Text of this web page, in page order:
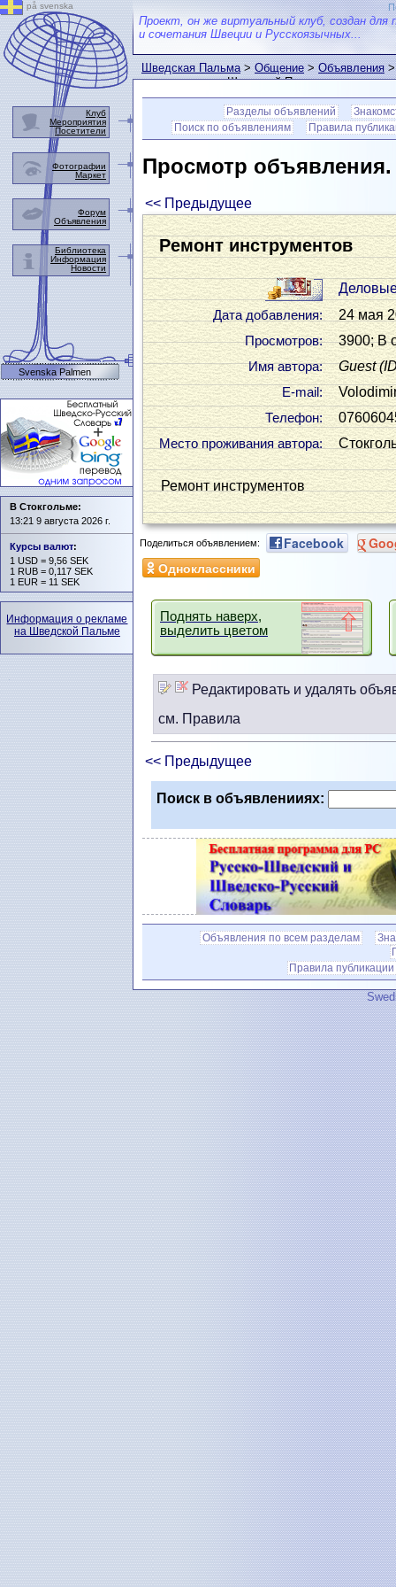
Проект, он же виртуальный клуб, создан для
и сочетания Швеции и Русскоязычных...
Шведская Пальма>Общение>Объявления>
пользователем Шведской Пальмы
Разделы объявлений
Поиск по объявлениям
Правила
Просмотр
<< Предыдущее
Ремонт инструментов
Дата добавления: 24 мая
Просмотров: 3900; В
Имя автора: Guest
Е-mail:
Телефон:
Место проживания автора:
Ремонт инструментов
Поделиться объявлением: Facebook
Одноклассники
Поднять наверх,
выделить цветом
Редактировать и удалять
см. Правила
<< Предыдущее
Поиск в объявленииях:
Объявления по всем разделам
Правила публикации
på svenska
Клуб
Мероприятия
Посетители
Фотографии
Маркет
Форум
Объявления
Библиотека
Информация
Новости
Svenska Palmen
В Стокгольме:
13:21 9 августа 2026 г.
Курсы валют:
1 USD = 9,56 SEK
1 RUB = 0,117 SEK
1 EUR = 11 SEK
Информация о рекламе
на Шведской Пальме